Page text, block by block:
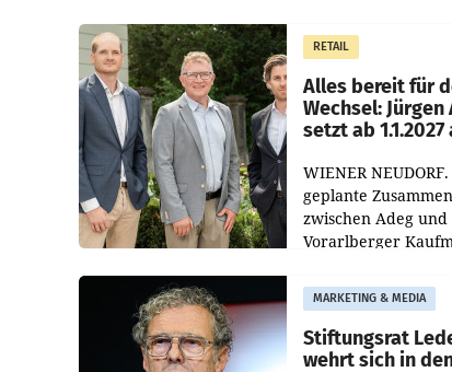
Müller die Initiative
Helden“ in allen
österreichischen
RETAIL
Alles bereit für
Wechsel:
setzt ab
WIENER
geplante
zwischen Adeg und
Vorarlberger
freigegeben: Die
und der
MARKETING & MEDIA
Stiftungsrat
wehrt sich in